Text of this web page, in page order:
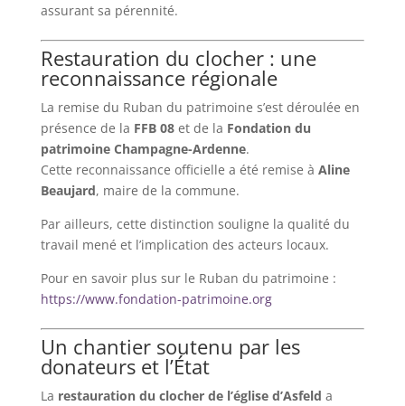
assurant sa pérennité.
Restauration du clocher : une
reconnaissance régionale
La remise du Ruban du patrimoine s’est déroulée en
présence de la FFB 08et de la Fondation du
patrimoine Champagne-Ardenne.
Cette reconnaissance officielle a été remise à Aline
Beaujard, maire de la commune.
Par ailleurs, cette distinction souligne la qualité du
travail mené et l’implication des acteurs locaux.
Pour en savoir plus sur le Ruban du patrimoine :
https://www.fondation-patrimoine.org
Un chantier soutenu par les
donateurs et l’État
La restauration du clocher de l’église d’Asfeld a